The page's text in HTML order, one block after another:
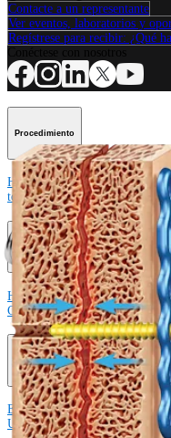
Contacte a un representante
Ver eventos, laboratorios y
Regístrese para recibir: ¿Qué
Procedimiento
HombroRodillaCodoMano y
tobilloCaderaOrtobiológicos
Producto
HombroRodillaCodoMano y
Cirugía cardiotorácicaColumna
Educación médica
Educación médicaDescripción
UbicacionesNuestro